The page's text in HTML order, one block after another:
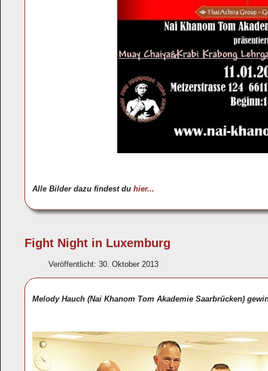
Alle Bilder dazu findest du hier...
Fight Night in Luxemburg
Veröffentlicht: 30. Oktober 2013
Melody Hauch (Nai Khanom Tom Akademie Saarbrücken)